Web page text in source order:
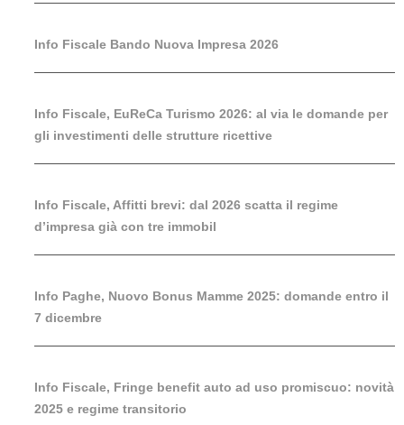
Info Fiscale Bando Nuova Impresa 2026
Info Fiscale, EuReCa Turismo 2026: al via le domande per
gli investimenti delle strutture ricettive
Info Fiscale, Affitti brevi: dal 2026 scatta il regime
d’impresa già con tre immobil
Info Paghe, Nuovo Bonus Mamme 2025: domande entro il
7 dicembre
Info Fiscale, Fringe benefit auto ad uso promiscuo: novità
2025 e regime transitorio